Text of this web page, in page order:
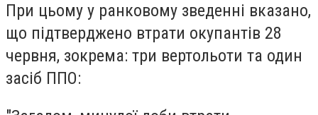
При цьому у ранковому зведенні вказано,
що підтверджено втрати окупантів 28
червня, зокрема: три вертольоти та один
засіб ППО: